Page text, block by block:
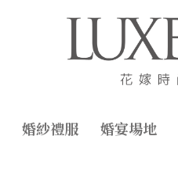
婚紗禮服 婚宴場地